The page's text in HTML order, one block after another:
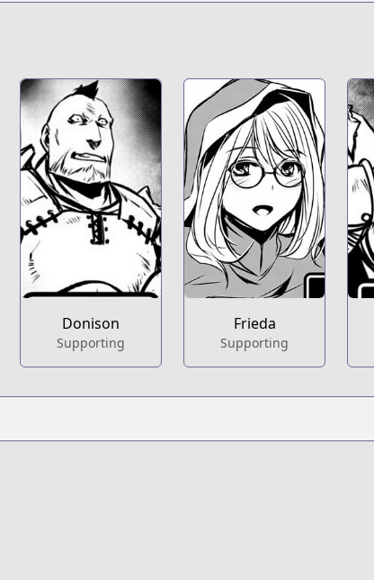
Donison
Supporting
Frieda
Supporting